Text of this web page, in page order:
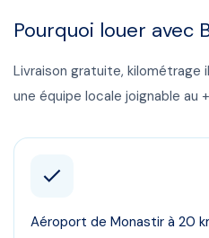
Pourquoi louer avec
Livraison gratuite, kilométrage
une équipe locale joignable au
Aéroport de Monastir à 20